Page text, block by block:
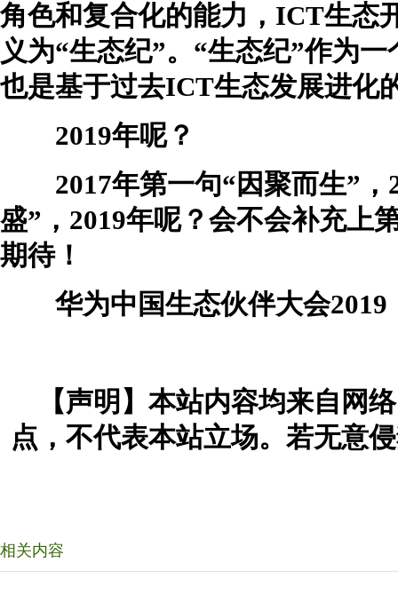
角色和复合化的能力，ICT生态
义为“生态纪”。“生态纪”作为
也是基于过去ICT生态发展进化
2019年呢？
2017年第一句“因聚而生”，
盛”，2019年呢？会不会补充上
期待！
华为中国生态伙伴大会2019
【声明】本站内容均来自网
点，不代表本站立场。若无意
相关内容